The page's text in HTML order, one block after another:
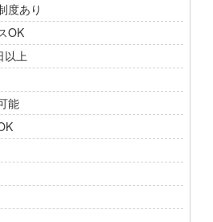
度あり
OK
以上
能